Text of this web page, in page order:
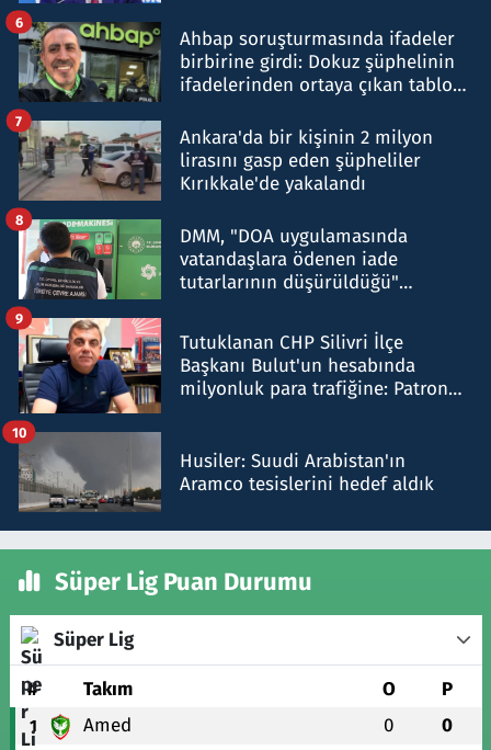
Ahbap soruşturmasında ifadeler
birbirine girdi: Dokuz şüphelinin
ifadelerinden ortaya çıkan tablo
6
Ankara'da bir kişinin 2 milyon
lirasını gasp eden şüpheliler
Kırıkkale'de yakalandı
7
DMM, "DOA uygulamasında
vatandaşlara ödenen iade
tutarlarının düşürüldüğü"
8
Tutuklanan CHP Silivri İlçe
Başkanı Bulut'un hesabında
milyonluk para trafiğine: Patron
9
Husiler: Suudi Arabistan'ın
Aramco tesislerini hedef aldık
10
Süper Lig Puan Durumu
Süper Lig
# Takım O P
1 Amed 0 0